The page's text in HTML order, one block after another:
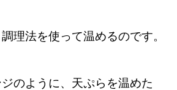
理法を使って温めるのです。
のように、天ぷらを温めた